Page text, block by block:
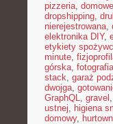
pizzeria,
dropshipping,
nierejestrowana,
elektronika DIY,
etykiety
minute,
górska,
stack, garaż
dwojga,
GraphQL, gravel ,
ustnej, higiena
domowy,